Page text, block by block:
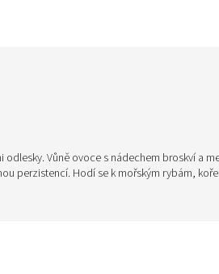
Vůně ovoce s nádechem broskví a
perzistencí. Hodí se k mořským rybám,